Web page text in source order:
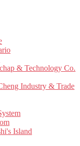
& Technology Co.
Industry & Trade
Island